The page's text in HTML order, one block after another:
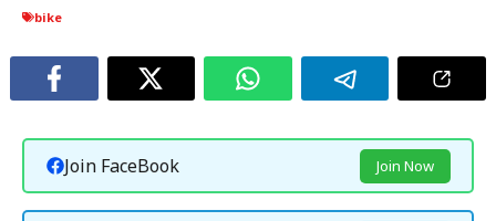
bike
Join FaceBook Join Now